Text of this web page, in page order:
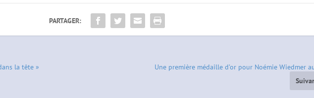
PARTAGER:
la tête »
Une première médaille d’or pour Noémie Wiedmer